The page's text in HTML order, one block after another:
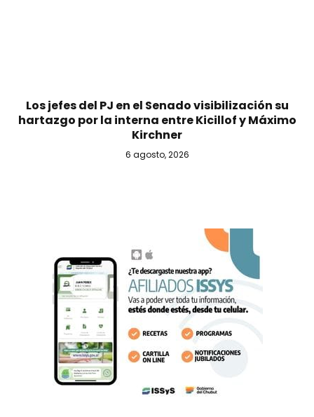
Los jefes del PJ en el Senado visibilización su
hartazgo por la interna entre Kicillof y Máximo
Kirchner
6 agosto, 2026